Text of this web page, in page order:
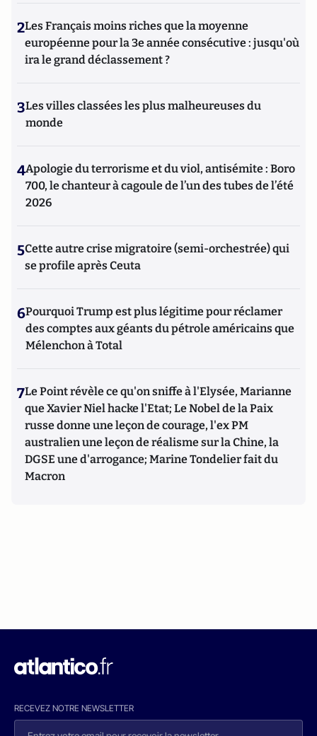
2Les Français moins riches que la moyenne
européenne pour la 3e année consécutive : jusqu'où
ira le grand déclassement ?
3Les villes classées les plus malheureuses du
monde
4Apologie du terrorisme et du viol, antisémite : Boro
700, le chanteur à cagoule de l’un des tubes de l’été
2026
5Cette autre crise migratoire (semi-orchestrée) qui
se profile après Ceuta
6Pourquoi Trump est plus légitime pour réclamer
des comptes aux géants du pétrole américains que
Mélenchon à Total
7Le Point révèle ce qu'on sniffe à l'Elysée, Marianne
que Xavier Niel hacke l'Etat; Le Nobel de la Paix
russe donne une leçon de courage, l'ex PM
australien une leçon de réalisme sur la Chine, la
DGSE une d'arrogance; Marine Tondelier fait du
Macron
RECEVEZ NOTRE NEWSLETTER